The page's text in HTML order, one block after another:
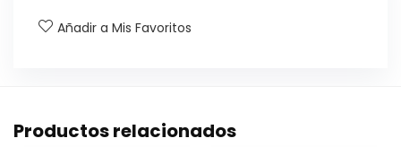
Añadir a Mis Favoritos
Productos relacionados